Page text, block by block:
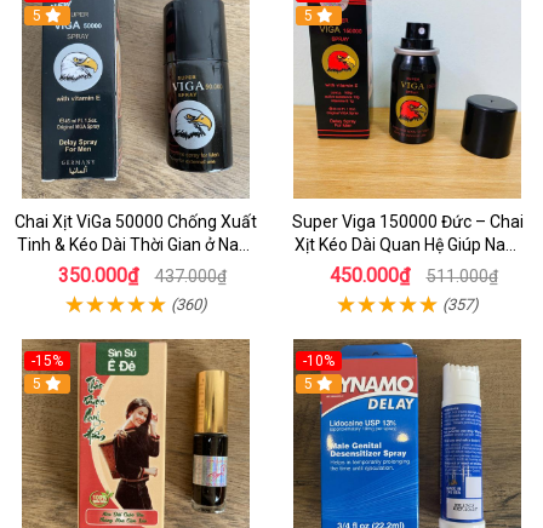
5
Chai Xịt ViGa 50000 Chống Xuất
Tinh & Kéo Dài Thời Gian ở Nam
Giới
350.000₫ 437.000₫
(360)
5
Super Viga 150000 Đức – Chai
Xịt Kéo Dài Quan Hệ Giúp Nam
Giới Tự Tin Bền Bỉ Trên Giường
450.000₫ 511.000₫
(357)
-15%
5
-10%
5